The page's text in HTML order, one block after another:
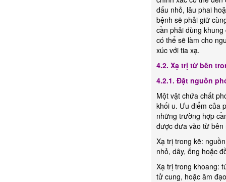
dấu nhỏ, lâu phai
bệnh sẽ phải giữ
cần phải dùng
có thể sẽ làm cho
xúc với tia xạ.
4.2. Xạ trị từ bên
4.2.1. Đặt nguồn
Một vật chứa chất
khối u. Ưu điểm của
những trường hợp
được đưa vào từ bên
Xạ trị trong kẽ:
nhỏ, dây, ống hoặc
Xạ trị trong khoang:
tử cung, hoặc âm